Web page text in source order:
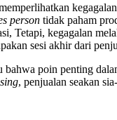
person tidak paham
Tetapi, kegagalan
sesi akhir dari
bahwa poin penting
, penjualan seakan